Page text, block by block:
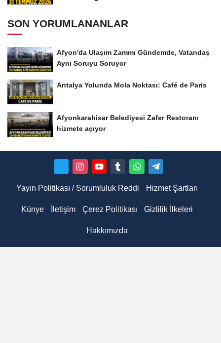
SON YORUMLANANLAR
Afyon'da Ulaşım Zammı Gündemde, Vatandaş
Aynı Soruyu Soruyor
Antalya Yolunda Mola Noktası: Café de Paris
Afyonkarahisar Belediyesi Zafer Restoranı
hizmete açıyor
Yayın Politikası / Sorumluluk Reddi Hizmet Şartları
Künye İletişim Çerez Politikası Gizlilik İlkeleri
Hakkımızda